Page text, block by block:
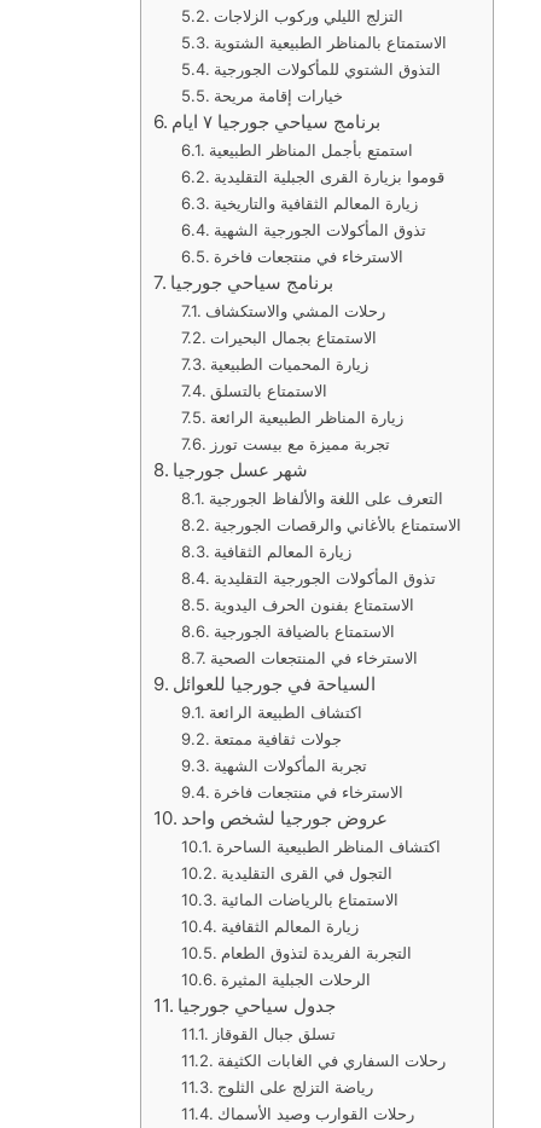
التزلج الليلي وركوب الزلاجات
الاستمتاع بالمناظر الطبيعية الشتوية
التذوق الشتوي للمأكولات الجورجية
خيارات إقامة مريحة
برنامج سياحي جورجيا ٧ ايام
استمتع بأجمل المناظر الطبيعية
قوموا بزيارة القرى الجبلية التقليدية
زيارة المعالم الثقافية والتاريخية
تذوق المأكولات الجورجية الشهية
الاسترخاء في منتجعات فاخرة
برنامج سياحي جورجيا
رحلات المشي والاستكشاف
الاستمتاع بجمال البحيرات
زيارة المحميات الطبيعية
الاستمتاع بالتسلق
زيارة المناظر الطبيعية الرائعة
تجربة مميزة مع بيست تورز
شهر عسل جورجيا
التعرف على اللغة والألفاظ الجورجية
الاستمتاع بالأغاني والرقصات الجورجية
زيارة المعالم الثقافية
تذوق المأكولات الجورجية التقليدية
الاستمتاع بفنون الحرف اليدوية
الاستمتاع بالضيافة الجورجية
الاسترخاء في المنتجعات الصحية
السياحة في جورجيا للعوائل
اكتشاف الطبيعة الرائعة
جولات ثقافية ممتعة
تجربة المأكولات الشهية
الاسترخاء في منتجعات فاخرة
عروض جورجيا لشخص واحد
اكتشاف المناظر الطبيعية الساحرة
التجول في القرى التقليدية
الاستمتاع بالرياضات المائية
زيارة المعالم الثقافية
التجربة الفريدة لتذوق الطعام
الرحلات الجبلية المثيرة
جدول سياحي جورجيا
تسلق جبال القوقاز
رحلات السفاري في الغابات الكثيفة
رياضة التزلج على الثلوج
رحلات القوارب وصيد الأسماك